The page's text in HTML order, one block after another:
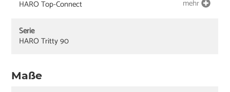
HARO Top-Connect mehr
Serie
HARO Tritty 90
Maße